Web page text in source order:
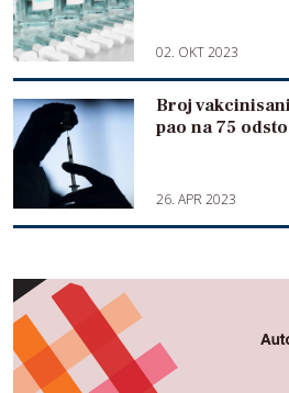
02. OKT 2023
Broj
pao na 75 odsto
26. APR 2023